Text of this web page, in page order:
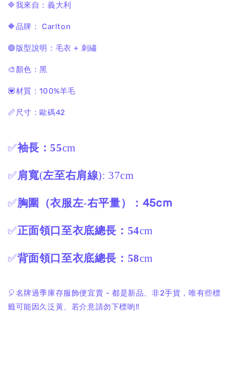
🔷我來自：義大利
🔶品牌： Carlton
🟣版型說明：毛衣 + 刺繡
🎨顏色：黑
💟材質：100%羊毛
📏尺寸：歐碼42
✅袖長：55cm
✅肩寬(左至右肩線): 37cm
✅胸圍（衣服左-右平量）： 45cm
✅正面領口至衣底總長：54cm
✅背面領口至衣底總長：58cm
🎈名牌過季庫存服飾便宜賣 - 都是新品、非2手貨，唯有些標
籤可能因久泛黃、若介意請勿下標喲‼️